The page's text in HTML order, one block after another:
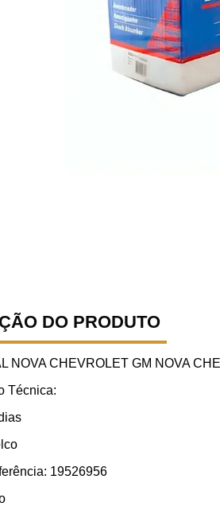
DO PRODUTO
NOVA CHEVROLET GM NOVA
Técnica:
19526956